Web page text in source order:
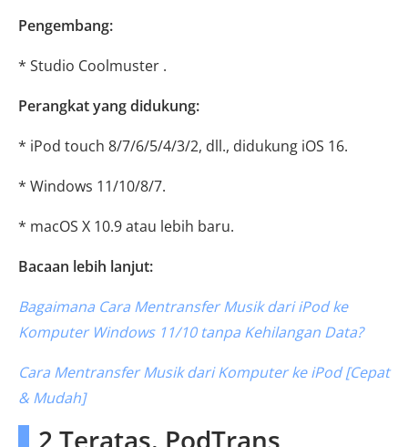
Pengembang:
* Studio Coolmuster .
Perangkat yang didukung:
* iPod touch 8/7/6/5/4/3/2, dll., didukung iOS 16.
* Windows 11/10/8/7.
* macOS X 10.9 atau lebih baru.
Bacaan lebih lanjut:
Bagaimana Cara Mentransfer Musik dari iPod ke
Komputer Windows 11/10 tanpa Kehilangan Data?
Cara Mentransfer Musik dari Komputer ke iPod [Cepat
& Mudah]
2 Teratas. PodTrans